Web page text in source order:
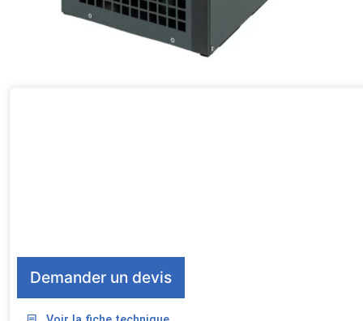
Demander un devis